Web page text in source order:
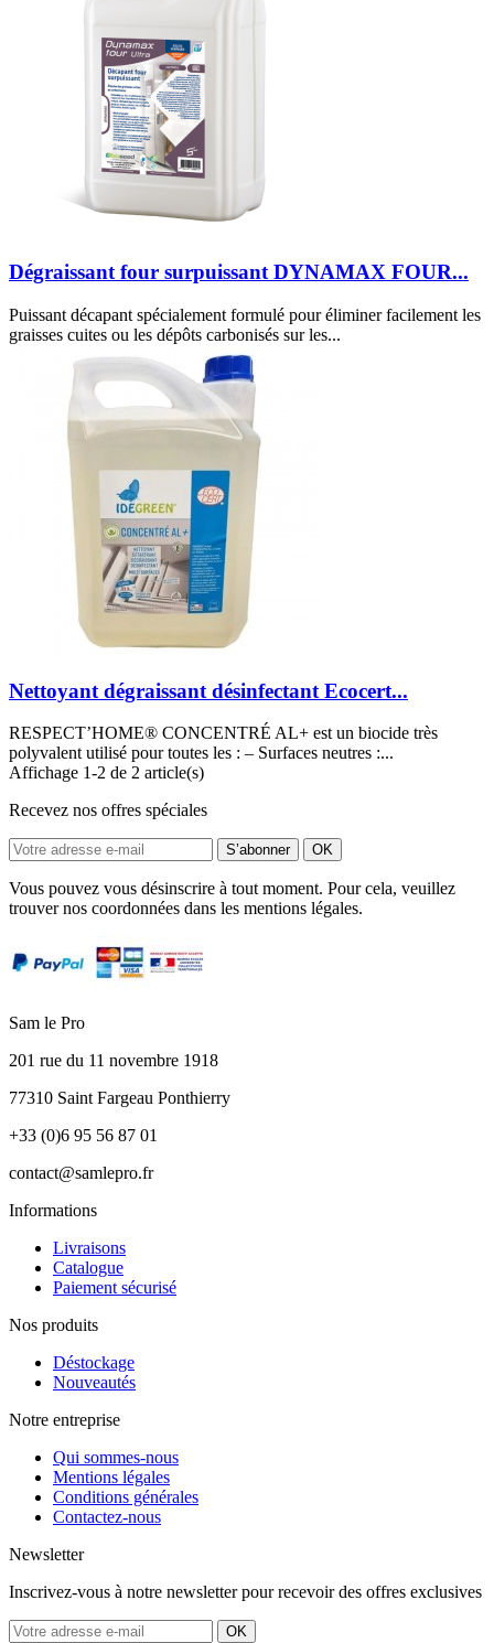
Dégraissant four surpuissant DYNAMAX FOUR...
Puissant décapant spécialement formulé pour éliminer facilement les
graisses cuites ou les dépôts carbonisés sur les...
Nettoyant dégraissant désinfectant Ecocert...
RESPECT’HOME® CONCENTRÉ AL+ est un biocide très
polyvalent utilisé pour toutes les : – Surfaces neutres :...
Affichage 1-2 de 2 article(s)
Recevez nos offres spéciales
Vous pouvez vous désinscrire à tout moment. Pour cela, veuillez
trouver nos coordonnées dans les mentions légales.
Sam le Pro
201 rue du 11 novembre 1918
77310 Saint Fargeau Ponthierry
+33 (0)6 95 56 87 01
contact@samlepro.fr
Informations
Livraisons
Catalogue
Paiement sécurisé
Nos produits
Déstockage
Nouveautés
Notre entreprise
Qui sommes-nous
Mentions légales
Conditions générales
Contactez-nous
Newsletter
Inscrivez-vous à notre newsletter pour recevoir des offres exclusives